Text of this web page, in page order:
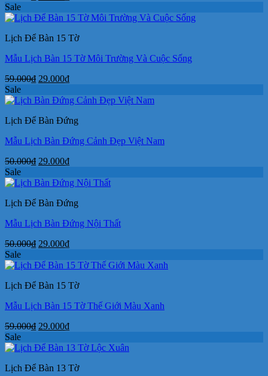
là:
tại
29.000₫.
Sale
Lịch Để Bàn 15 Tờ
Mẫu Lịch Bàn 15 Tờ Môi Trường Và Cuộc Sống
59.000₫ Giá
là:
29.000₫Giá
tại
29.000₫.
Sale
Lịch Để Bàn Đứng
Mẫu Lịch Bàn Đứng Cảnh Đẹp Việt Nam
50.000₫ Giá
là:
29.000₫Giá
tại
29.000₫.
Sale
Lịch Để Bàn Đứng
Mẫu Lịch Bàn Đứng Nội Thất
50.000₫ Giá
là:
29.000₫Giá
tại
29.000₫.
Sale
Lịch Để Bàn 15 Tờ
Mẫu Lịch Bàn 15 Tờ Thế Giới Màu Xanh
59.000₫ Giá
là:
29.000₫Giá
tại
29.000₫.
Sale
Lịch Để Bàn 13 Tờ